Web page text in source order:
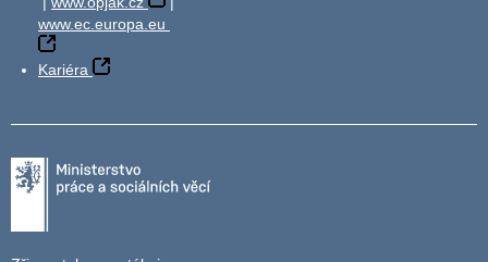
www.ec.europa.eu
Kariéra